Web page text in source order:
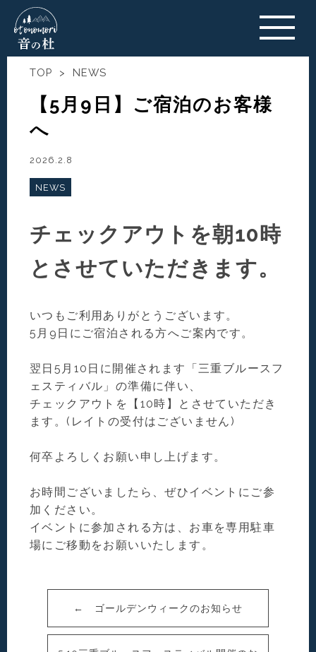
TOP > NEWS
【5月9日】ご宿泊のお客様
へ
2026.2.8
NEWS
チェックアウトを朝10時
とさせていただきます。
いつもご利用ありがとうございます。
5月9日にご宿泊される方へご案内です。
翌日5月10日に開催されます「三重ブルースフ
ェスティバル」の準備に伴い、
チェックアウトを【10時】とさせていただき
ます。(レイトの受付はございません)
何卒よろしくお願い申し上げます。
お時間ございましたら、ぜひイベントにご参
加ください。
イベントに参加される方は、お車を専用駐車
場にご移動をお願いいたします。
← ゴールデンウィークのお知らせ